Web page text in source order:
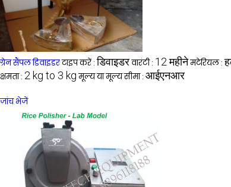
ग्रेन सैंपल डिवाइडरटाइप करें :डिवाइडरवारंटी : 12 महीनेमटेरियल :
क्षमता : 2 kg to 3 kg मूल्य या मूल्य सीमा : आईएनआर
जांच भेजें